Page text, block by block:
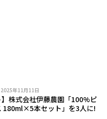
2025年11月11日
】株式会社伊藤農園「100%ピ
180ml×5本セット」を3人に!